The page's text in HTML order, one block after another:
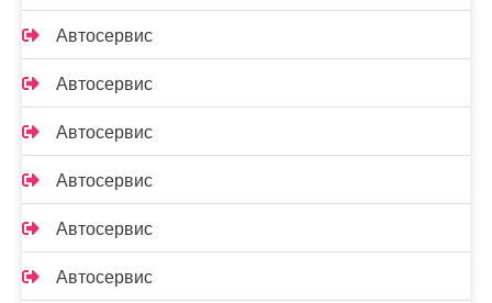
Автосервис
Автосервис
Автосервис
Автосервис
Автосервис
Автосервис